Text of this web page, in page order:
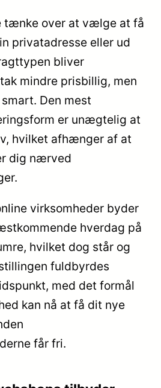
tænke over at vælge at få
privatadresse eller ud
bliver
mindre prisbillig, men
Den mest
er unægtelig at
hvilket afhænger af at
dig nærved
virksomheder byder
hverdag på
hvilket dog står og
fuldbyrdes
med det formål
kan nå at få dit nye
får fri.